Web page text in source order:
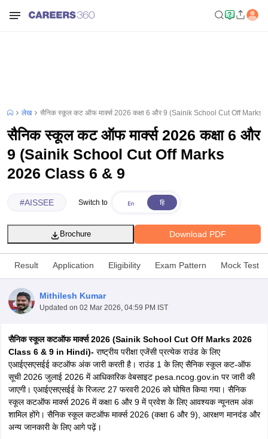
Time Table 2026
12th Supplementary Result 2026TN 11th Arrear Result 2026
CBSE 10th Second Board Result Marksheet 2026
CBSE Second
HS Result 2026
CBSE Class 12 Result Link 2026
Punjab
CBSE 10th Science Question Paper 2026 Second Exam
CBSE 10th
Question Paper 2026
TS Inter Supplementary Question
Karnataka SSLC UK Board 10th Goa Board SSC PSEB 10th
MP Board 12th UK Board 12th
लेख सैनिक स्कूल कट ऑफ मार्क्स 2026 कक्षा 6 और 9 (Sainik School Cut Off Marks
सैनिक स्कूल कट ऑफ मार्क्स 2026 कक्षा 6 और
9 (Sainik School Cut Off Marks
2026 Class 6 & 9
#AISSEE Switch to
Download PDF
Brochure
Result Application Eligibility Exam Pattern Mock Test
Mithilesh Kumar
Updated on 02 Mar 2026, 04:59 PM IST
सैनिक स्कूल कटऑफ मार्क्स 2026 (Sainik School Cut Off Marks 2026
Class 6 & 9 in Hindi)- राष्ट्रीय परीक्षा एजेंसी प्रत्येक राउंड के लिए
एआईएसएसईई कटऑफ अंक जारी करती है। राउंड 1 के लिए सैनिक स्कूल कट-ऑफ
सूची 2026 जुलाई 2026 में आधिकारिक वेबसाइट pesa.ncog.gov.in पर जारी की
जाएगी। एआईएसएसईई के रिजल्ट 27 फरवरी 2026 को घोषित किया गया। सैनिक
स्कूल कटऑफ मार्क्स 2026 में कक्षा 6 और 9 में प्रवेश के लिए आवश्यक न्यूनतम अंक
शामिल होंगे। सैनिक स्कूल कटऑफ मार्क्स 2026 (कक्षा 6 और 9), आरक्षण मानदंड और
अन्य जानकारी के लिए आगे पढ़ें।